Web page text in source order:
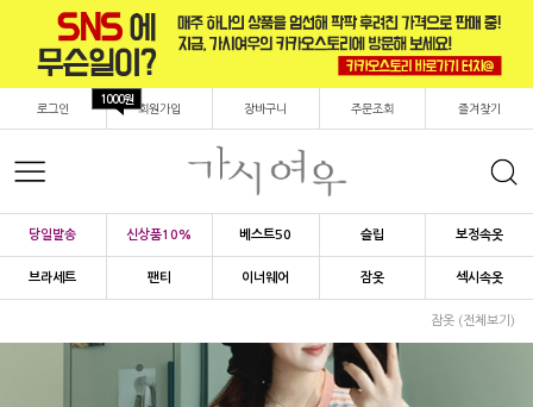
로그인 회원가입
1000원
장바구니 주문조회 즐겨찾기
당일발송 신상품10% 베스트50 슬립 보정속옷
브라세트 팬티 이너웨어 잠옷 섹시속옷
잠옷 (전체보기)